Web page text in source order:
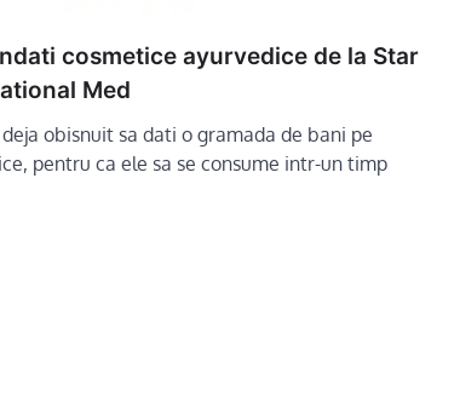
cosmetice ayurvedice de la Star
Med
obisnuit sa dati o gramada de bani pe
pentru ca ele sa se consume intr-un timp